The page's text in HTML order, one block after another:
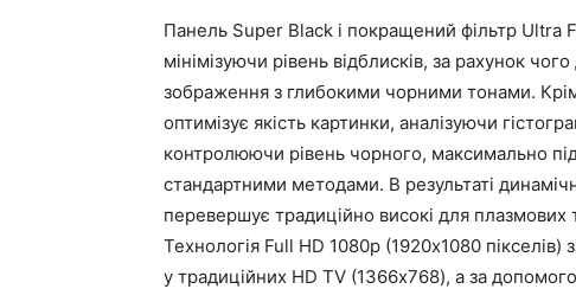
Панель Super Black і покращений фільтр Ultra
мінімізуючи рівень відблисків, за рахунок
зображення з глибокими чорними тонами.
оптимізує якість картинки, аналізуючи
контролюючи рівень чорного, максимально
стандартними методами. В результаті
перевершує традиційно високі для плазмових
Технологія Full HD 1080p (1920х1080
у традиційних HD TV (1366х768), а за